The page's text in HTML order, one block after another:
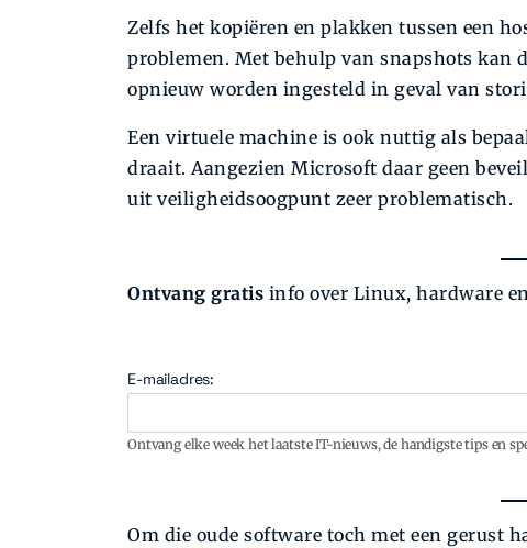
Zelfs het kopiëren en plakken tussen een
problemen. Met behulp van snapshots kan
opnieuw worden ingesteld in geval van
Een virtuele machine is ook nuttig als
draait. Aangezien Microsoft daar geen
uit veiligheidsoogpunt zeer problematisch.
Ontvang gratis info over Linux, hardware
E-mailadres:
Ontvang elke week het laatste IT-nieuws, de handigste tips en
Om die oude software toch met een gerust